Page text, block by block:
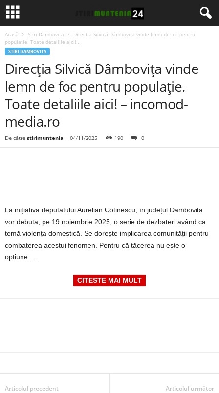
Acasă Stiri Dambovita
Direcția Silvică Dâmbovița vinde lemn de foc pentru
populație. Toate detaliile aici!...
STIRI DAMBOVITA
Direcția Silvică Dâmbovița vinde
lemn de foc pentru populație.
Toate detaliile aici! – incomod-
media.ro
De către stirimuntenia - 04/11/2025 190 0
La inițiativa deputatului Aurelian Cotinescu, în județul Dâmbovița
vor debuta, pe 19 noiembrie 2025, o serie de dezbateri având ca
temă violența domestică. Se dorește implicarea comunității pentru
combaterea acestui fenomen. Pentru că tăcerea nu este o
opțiune….
CITESTE MAI MULT
Articolul precedent Articolul următor